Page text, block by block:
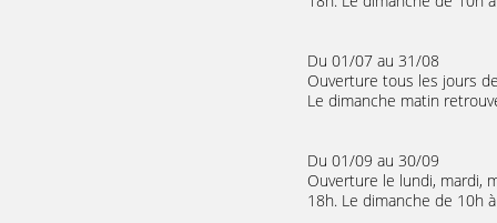
Du 01/07 au 31/08
Ouverture tous les jours
Le dimanche matin
Du 01/09 au 30/09
Ouverture le lundi, mardi,
18h. Le dimanche de 10h